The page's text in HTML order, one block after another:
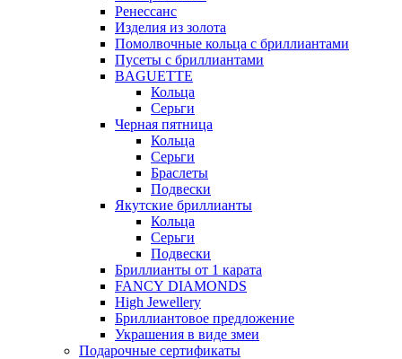
Ренессанс
Изделия из золота
Помолвочные кольца с бриллиантами
Пусеты с бриллиантами
BAGUETTE
Кольца
Серьги
Черная пятница
Кольца
Серьги
Браслеты
Подвески
Якутские бриллианты
Кольца
Серьги
Подвески
Бриллианты от 1 карата
FANCY DIAMONDS
High Jewellery
Бриллиантовое предложение
Украшения в виде змеи
Подарочные сертификаты